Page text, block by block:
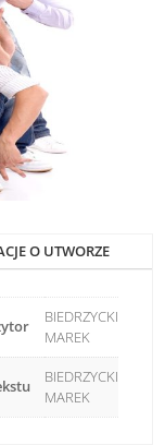
O UTWORZE
BIEDRZYCKI
MAREK
BIEDRZYCKI
MAREK